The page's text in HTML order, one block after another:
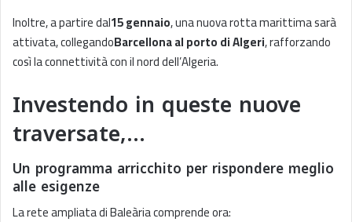
Inoltre, a partire dal15 gennaio, una nuova rotta marittima sarà
attivata, collegandoBarcellona al porto di Algeri, rafforzando
così la connettività con il nord dell’Algeria.
Investendo in queste nuove
traversate,…
Un programma arricchito per rispondere meglio
alle esigenze
La rete ampliata di Baleària comprende ora: